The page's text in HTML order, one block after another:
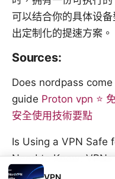
可以结合你的具体设
出定制化的提速方案。
Sources:
Does nordpass
guide Proton vpn ⭐
安全使用技術要點
Is Using a VPN Safe
Need to Know:
VPN